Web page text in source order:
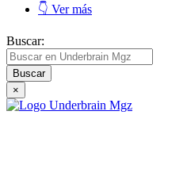
👇 Ver más
Buscar:
×